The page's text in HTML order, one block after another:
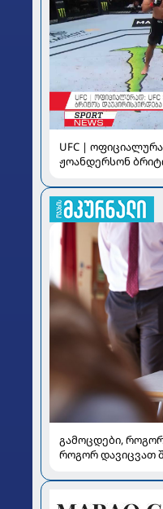
UFC |
ჟოანდერსონ
გამოცდები,
როგორ დავიცვათ